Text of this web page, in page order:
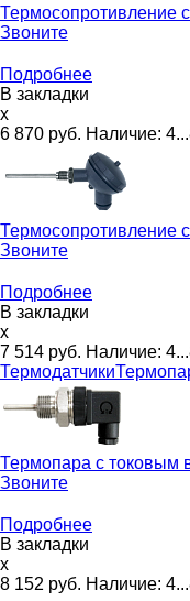
Термосопротивление
Звоните
Подробнее
В закладки
x
6 870 руб. Наличие:
Термосопротивление
Звоните
Подробнее
В закладки
x
7 514 руб. Наличие:
Термодатчики
Термопара с токовым
Звоните
Подробнее
В закладки
x
8 152 руб. Наличие: